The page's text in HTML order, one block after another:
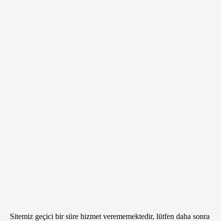
Sitemiz geçici bir süre hizmet verememektedir, lütfen daha sonra